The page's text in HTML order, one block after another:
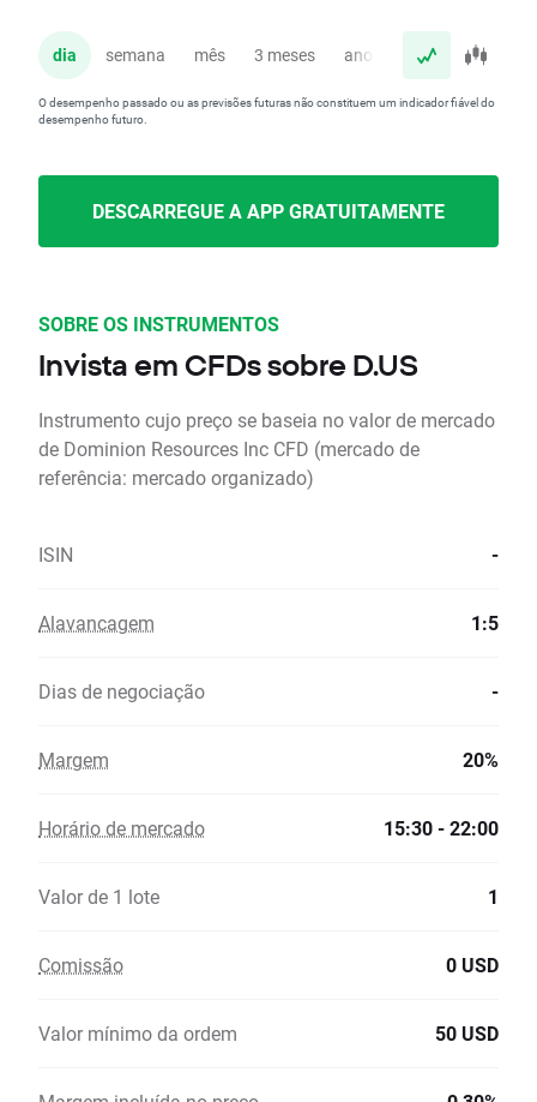
dia semana mês 3 meses ano
O desempenho passado ou as previsões futuras não constituem um indicador fiável do
desempenho futuro.
DESCARREGUE A APP GRATUITAMENTE
SOBRE OS INSTRUMENTOS
Invista em CFDs sobre D.US
Instrumento cujo preço se baseia no valor de mercado
de Dominion Resources Inc CFD (mercado de
referência: mercado organizado)
ISIN -
Alavancagem 1:5
Dias de negociação -
Margem 20%
Horário de mercado 15:30 - 22:00
Valor de 1 lote 1
Comissão 0 USD
Valor mínimo da ordem 50 USD